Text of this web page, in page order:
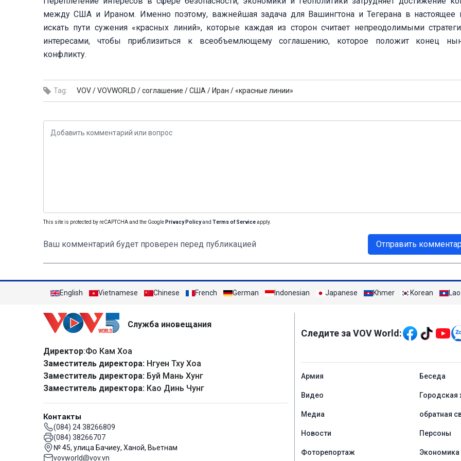
между США и Ираном. Именно поэтому, важнейшая задача для Вашингтона и Тегерана в настоящее
искать пути сужения «красных линий», которые каждая из сторон считает непреодолимыми
интересами, чтобы приблизиться к всеобъемлющему соглашению, которое положит конец
конфликту.
Tag: VOV /VOVWORLD /соглашение /США / Иран /«красные линии»
This site is protected by reCAPTCHA and the Google Privacy Policyand Terms of Serviceapply.
Ваш комментарий будет проверен перед публикацией Отправить
English Vietnamese Chinese French German Indonesian Japanese Khmer Korean Lao
Служба иновещания
Директор:Фо Кам Хоа
Заместитель директора: Нгуен Тху Хоа
Заместитель директора: Буй Мань Хунг
Заместитель директора: Као Динь Чунг
Контакты
(084) 24 38266809
(084) 38266707
№ 45, улица Бачиеу, Ханой, Вьетнам
vovworld@vov.vn
Следите за VOV World:
menu footer tiếng Nga
Aрмия Беседа
Видео Городская
Медиа обратная
Новости Персоны
Фоторепортаж Экономика